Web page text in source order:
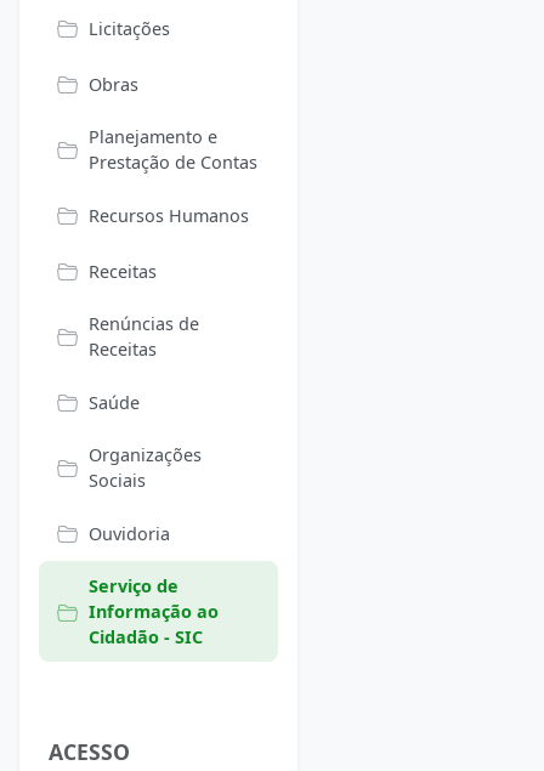
Licitações
Obras
Planejamento e
Prestação de Contas
Recursos Humanos
Receitas
Renúncias de
Receitas
Saúde
Organizações
Sociais
Ouvidoria
Serviço de
Informação ao
Cidadão - SIC
ACESSO